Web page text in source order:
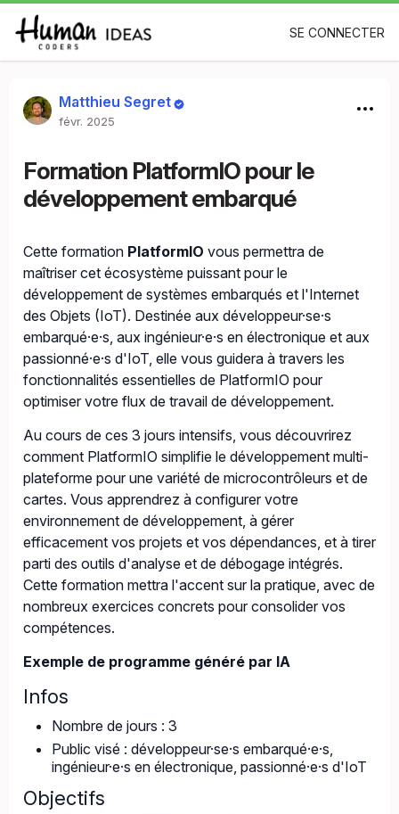
SE CONNECTER
Matthieu Segret
févr. 2025
Formation PlatformIO pour le
développement embarqué
Cette formation PlatformIO vous permettra de
maîtriser cet écosystème puissant pour le
développement de systèmes embarqués et l'Internet
des Objets (IoT). Destinée aux développeur·se·s
embarqué·e·s, aux ingénieur·e·s en électronique et aux
passionné·e·s d'IoT, elle vous guidera à travers les
fonctionnalités essentielles de PlatformIO pour
optimiser votre flux de travail de développement.
Au cours de ces 3 jours intensifs, vous découvrirez
comment PlatformIO simplifie le développement multi-
plateforme pour une variété de microcontrôleurs et de
cartes. Vous apprendrez à configurer votre
environnement de développement, à gérer
efficacement vos projets et vos dépendances, et à tirer
parti des outils d'analyse et de débogage intégrés.
Cette formation mettra l'accent sur la pratique, avec de
nombreux exercices concrets pour consolider vos
compétences.
Exemple de programme généré par IA
Infos
Nombre de jours : 3
Public visé : développeur·se·s embarqué·e·s,
ingénieur·e·s en électronique, passionné·e·s d'IoT
Objectifs